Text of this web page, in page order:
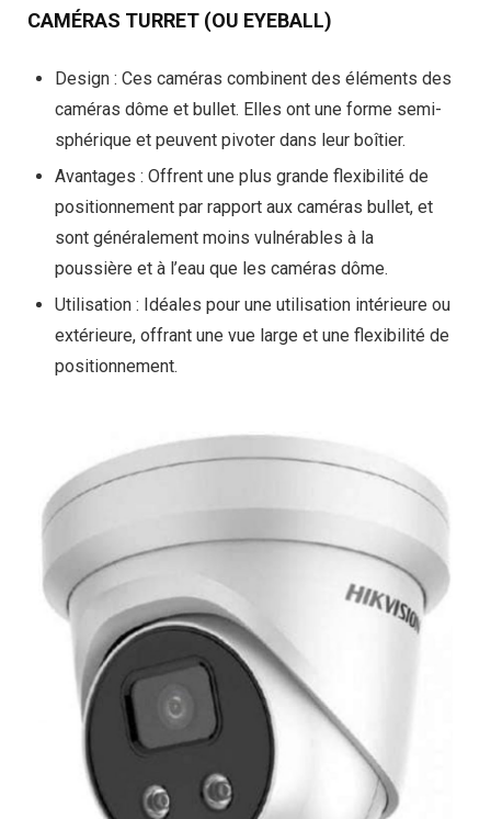
CAMÉRAS TURRET (OU EYEBALL)
Design : Ces caméras combinent des éléments des
caméras dôme et bullet. Elles ont une forme semi-
sphérique et peuvent pivoter dans leur boîtier.
Avantages : Offrent une plus grande flexibilité de
positionnement par rapport aux caméras bullet, et
sont généralement moins vulnérables à la
poussière et à l’eau que les caméras dôme.
Utilisation : Idéales pour une utilisation intérieure ou
extérieure, offrant une vue large et une flexibilité de
positionnement.